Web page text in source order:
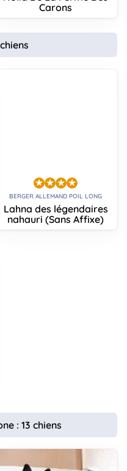
Carons
BERGER ALLEMAND POIL LONG
Lahna des légendaires
nahauri (Sans Affixe)
: 13 chiens